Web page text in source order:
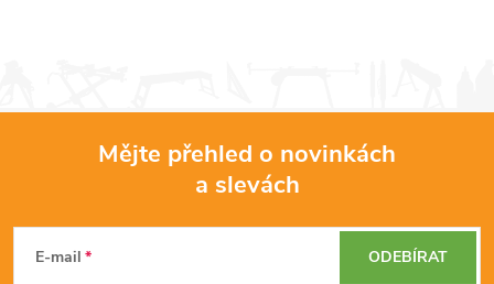
Mějte přehled o novinkách
a slevách
E-mail ODEBÍRAT